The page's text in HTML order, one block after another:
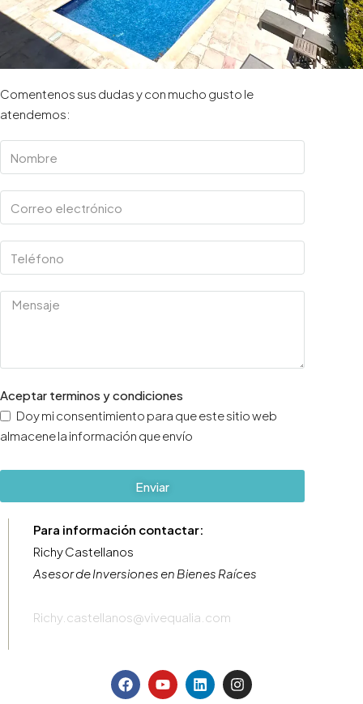
Comentenos sus dudas y con mucho gusto le
atendemos:
Aceptar terminos y condiciones
Doy mi consentimiento para que este sitio web
almacene la información que envío
Enviar
Para información contactar:
Richy Castellanos
Asesor de Inversiones en Bienes Raíces
Richy.castellanos@vivequalia.com